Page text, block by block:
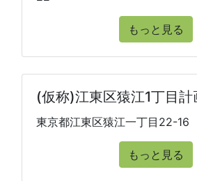
もっと見る
(仮称)江東区猿江1丁目
東京都江東区猿江一丁目22-16
もっと見る